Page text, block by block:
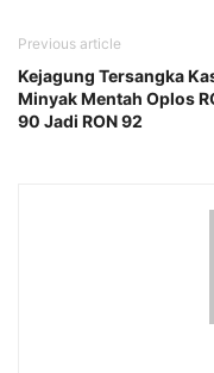
Previous article
Kejagung Tersangka
Minyak Mentah Oplos
90 Jadi RON 92